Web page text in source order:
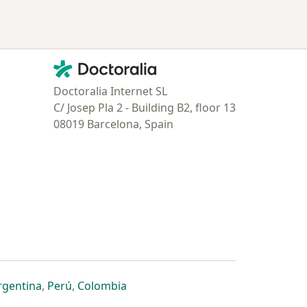
Contacto
Doctoralia - Página de inicio
Doctoralia Internet SL
C/ Josep Pla 2 - Building B2, floor 13
08019 Barcelona, Spain
pestaña
una nueva pestaña
en una nueva pestaña
se abre en una nueva pestaña
, Perúse abre en una nueva pestaña
, Colombiase abre en una nueva pestaña